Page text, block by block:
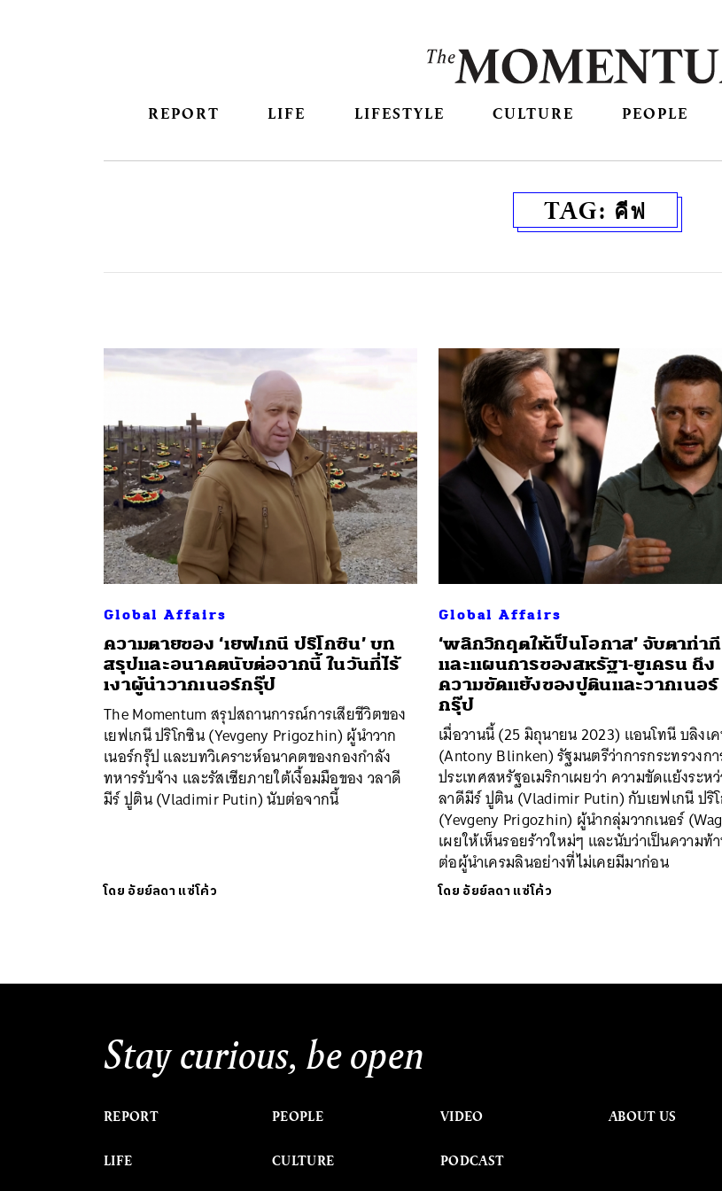
REPORT LIFE LIFESTYLE CULTURE PEOPLE
TAG: คีฟ
Global Affairs
ความตายของ ‘เยฟเกนี ปริโกซิน’ บท
สรุปและอนาคตนับต่อจากนี้ ในวันที่ไร้
เงาผู้นำวากเนอร์กรุ๊ป
The Momentum สรุปสถานการณ์การเสียชีวิตของ
เยฟเกนี ปริโกซิน (Yevgeny Prigozhin) ผู้นำวาก
เนอร์กรุ๊ป และบทวิเคราะห์อนาคตของกองกำลัง
ทหารรับจ้าง และรัสเซียภายใต้เงื้อมมือของ วลาดี
มีร์ ปูติน (Vladimir Putin) นับต่อจากนี้
โดย อัยย์ลดา แซ่โค้ว
Global Affairs
‘พลิกวิกฤตให้เป็นโอกาส’ จับตาท่าที
และแผนการของสหรัฐฯ-ยูเครน ถึง
ความขัดแย้งของปูตินและวากเนอร์
กรุ๊ป
เมื่อวานนี้ (25 มิถุนายน 2023) แอนโทนี บลิงเ
(Antony Blinken) รัฐมนตรีว่าการกระทรวงก
ประเทศสหรัฐอเมริกาเผยว่า ความขัดแย้งระห
ลาดีมีร์ ปูติน (Vladimir Putin) กับเยฟเกนี ปริ
(Yevgeny Prigozhin) ผู้นำกลุ่มวากเนอร์
เผยให้เห็นรอยร้าวใหม่ๆ และนับว่าเป็นความท้
ต่อผู้นำเครมลินอย่างที่ไม่เคยมีมาก่อน
โดย อัยย์ลดา แซ่โค้ว
Stay curious, be open
REPORT
LIFE
PEOPLE
CULTURE
VIDEO
PODCAST
ABOUT US
SHARE TWEET LINE EMAIL